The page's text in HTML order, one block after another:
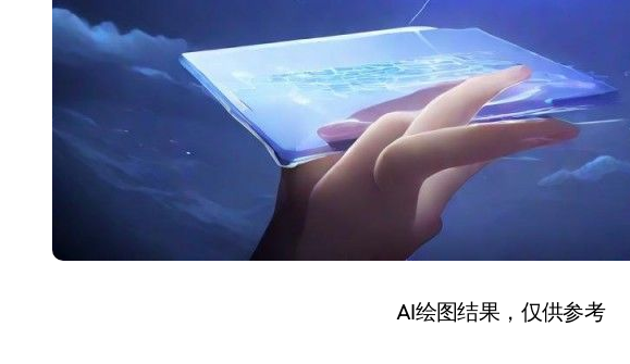
AI绘图结果，仅供参考